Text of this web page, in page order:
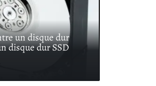
un disque dur
disque dur SSD